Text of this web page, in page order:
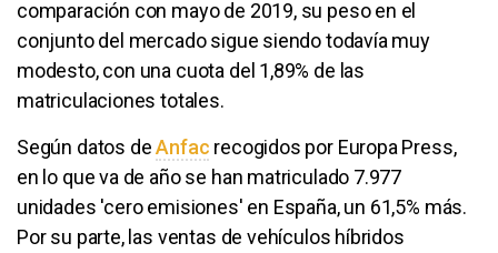
comparación con mayo de 2019, su peso en el
conjunto del mercado sigue siendo todavía muy
modesto, con una cuota del 1,89% de las
matriculaciones totales.
Según datos deAnfac recogidos por Europa Press,
en lo que va de año se han matriculado 7.977
unidades 'cero emisiones' en España, un 61,5% más.
Por su parte, las ventas de vehículos híbridos